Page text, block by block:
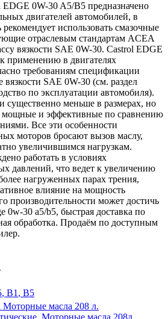
0W-30 A5/B5 предназначено
двигателей автомобилей, в
использовать смазочные
отраслевым стандартам ACEA
вязкости SAE 0W-30. Castrol EDGE
применению в двигателях
требованиям спецификации
вязкости SAE 0W-30 (см. раздел
по эксплуатации автомобиля).
существенно меньше в размерах, но
мощные и эффективные по сравнению
Все эти особенности
моторов бросают вызов маслу,
увеличившимся нагрузкам.
работать в условиях
давлений, что ведет к увеличению
нагруженных парах трения,
влияние на мощность
производительности может достичь
0w-30 a5/b5, быстрая доставка по
обработка. Продаём по доступным
, B1 , B5
Моторные масла 208 л.